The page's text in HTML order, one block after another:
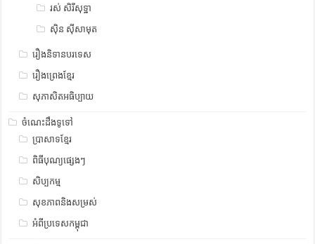
រស់ សិរីសុទ្ឋា
ស៊ិន ស៊ីសាមុត
រឿងនិទានបរទេស
រឿងព្រេងខ្មែរ
សុភាសិតអធិប្បាយ
ចំណេះដឹងទូទៅ
ប្រាសាទខ្មែរ
ពិធីបុណ្យផ្សេងៗ
សិប្បកម្ម
សុខភាពនិងសម្រស់
អំពីប្រទេសកម្ពុជា